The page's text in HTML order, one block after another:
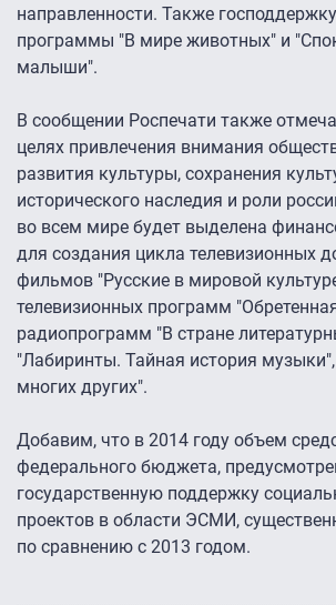
направленности. Также
программы "В мире животных" и
малыши".
В сообщении Роспечати также
целях привлечения внимания
развития культуры, сохранения
исторического наследия и роли
во всем мире будет выделена
для создания цикла телевизионных
фильмов "Русские в мировой
телевизионных программ
радиопрограмм "В стране
"Лабиринты. Тайная история
многих других".
Добавим, что в 2014 году объем
федерального бюджета,
государственную поддержку
проектов в области ЭСМИ,
по сравнению с 2013 годом.